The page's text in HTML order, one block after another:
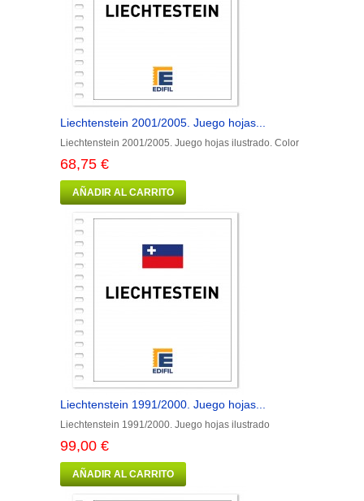
Liechtenstein 2001/2005. Juego hojas...
Liechtenstein 2001/2005. Juego hojas ilustrado. Color
68,75 €
AÑADIR AL CARRITO
Liechtenstein 1991/2000. Juego hojas...
Liechtenstein 1991/2000. Juego hojas ilustrado
99,00 €
AÑADIR AL CARRITO